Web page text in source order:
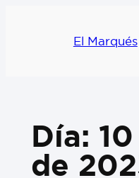
El Marqués
Día:
de